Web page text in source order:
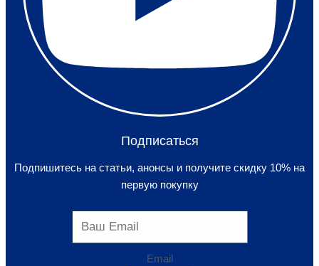
Подписаться
Подпишитесь на статьи, анонсы и получите скидку 10% на
первую покупку
Email